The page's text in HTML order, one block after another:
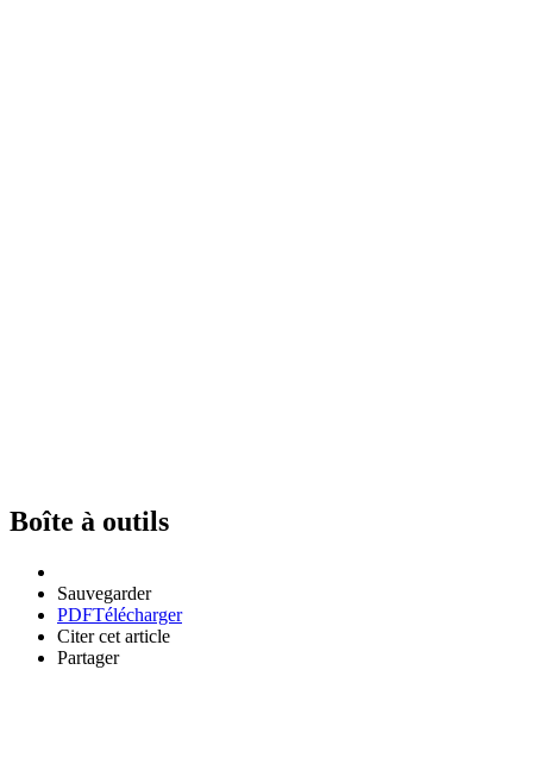
Boîte à outils
Sauvegarder
PDFTélécharger
Citer cet article
Partager